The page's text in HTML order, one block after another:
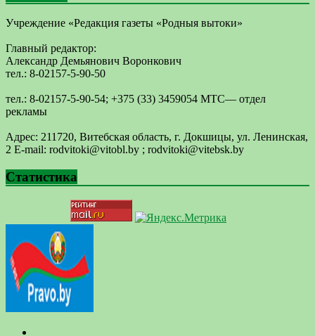
Учреждение «Редакция газеты «Родныя вытоки»
Главный редактор:
Александр Демьянович Воронкович
тел.: 8-02157-5-90-50
тел.: 8-02157-5-90-54; +375 (33) 3459054 МТС— отдел
рекламы
Адрес: 211720, Витебская область, г. Докшицы, ул. Ленинская,
2 E-mail: ​rodvitoki@​​vitobl​.by ; rodvitoki@vitebsk.by
Статистика